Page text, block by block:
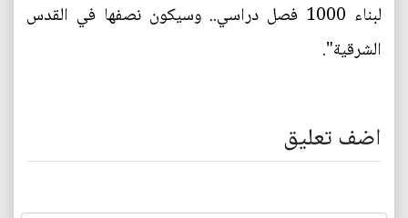
لبناء 1000 فصل دراسي.. وسيكون نصفها في القدس
الشرقية".
اضف تعليق